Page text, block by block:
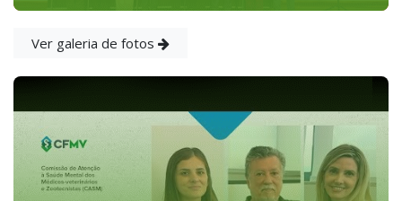
Ver galeria de fotos